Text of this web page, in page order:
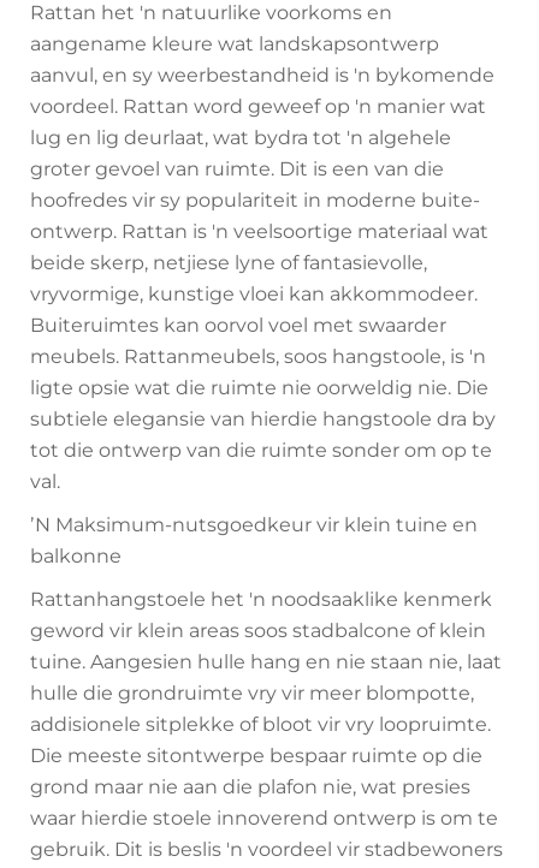
Rattan het 'n natuurlike voorkoms en
aangename kleure wat landskapsontwerp
aanvul, en sy weerbestandheid is 'n bykomende
voordeel. Rattan word geweef op 'n manier wat
lug en lig deurlaat, wat bydra tot 'n algehele
groter gevoel van ruimte. Dit is een van die
hoofredes vir sy populariteit in moderne buite-
ontwerp. Rattan is 'n veelsoortige materiaal wat
beide skerp, netjiese lyne of fantasievolle,
vryvormige, kunstige vloei kan akkommodeer.
Buiteruimtes kan oorvol voel met swaarder
meubels. Rattanmeubels, soos hangstoole, is 'n
ligte opsie wat die ruimte nie oorweldig nie. Die
subtiele elegansie van hierdie hangstoole dra by
tot die ontwerp van die ruimte sonder om op te
val.
ʼN Maksimum-nutsgoedkeur vir klein tuine en
balkonne
Rattanhangstoele het 'n noodsaaklike kenmerk
geword vir klein areas soos stadbalcone of klein
tuine. Aangesien hulle hang en nie staan nie, laat
hulle die grondruimte vry vir meer blompotte,
addisionele sitplekke of bloot vir vry loopruimte.
Die meeste sitontwerpe bespaar ruimte op die
grond maar nie aan die plafon nie, wat presies
waar hierdie stoele innoverend ontwerp is om te
gebruik. Dit is beslis 'n voordeel vir stadbewoners